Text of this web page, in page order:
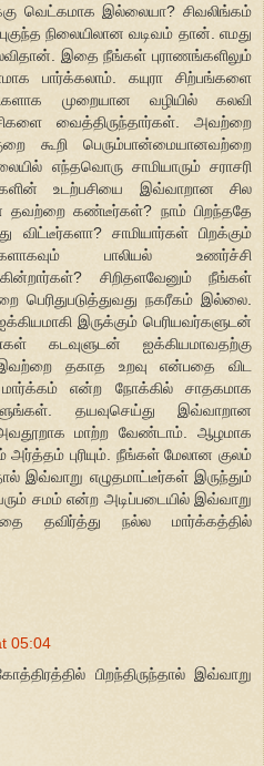
வெட்கமாக இல்லையா? சிவலிங்கம்
நிலையிலான வடிவம் தான். எமது
இதை நீங்கள் புராணங்களிலும்
பார்க்கலாம். கயுரா சிற்பங்களை
முறையான வழியில் கலவி
வைத்திருந்தார்கள். அவற்றை
கூறி பெரும்பான்மையானவற்றை
எந்தவொரு சாமியாரும் சராசரி
உடற்பசியை இவ்வாறான சில
தவற்றை கண்டீர்கள்? நாம் பிறந்ததே
விட்டீர்களா? சாமியார்கள் பிறக்கும்
பாலியல் உணர்ச்சி
சிறிதளவேனும் நீங்கள்
பெரிதுபடுத்துவது நகரீகம் இல்லை.
இருக்கும் பெரியவர்களுடன்
கடவுளுடன் ஐக்கியமாவதற்கு
தகாத உறவு என்பதை விட
என்ற நோக்கில் சாதகமாக
தயவுசெய்து இவ்வாறான
மாற்ற வேண்டாம். ஆழமாக
அர்த்தம் புரியும். நீங்கள் மேலான குலம்
இவ்வாறு எழுதமாட்டீர்கள் இருந்தும்
சமம் என்ற அடிப்படையில் இவ்வாறு
தவிர்த்து நல்ல மார்க்கத்தில்
05:04
பிறந்திருந்தால் இவ்வாறு